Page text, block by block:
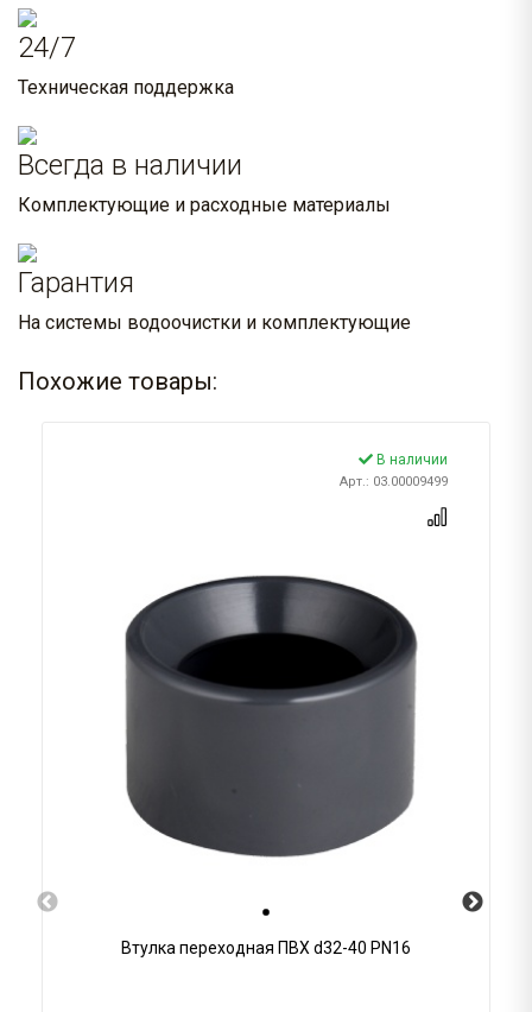
24/7
Техническая поддержка
Всегда в наличии
Комплектующие и расходные материалы
Гарантия
На системы водоочистки и комплектующие
Похожие товары:
В наличии
Арт.: 03.00009499
Втулка переходная ПВХ d32-40 PN16